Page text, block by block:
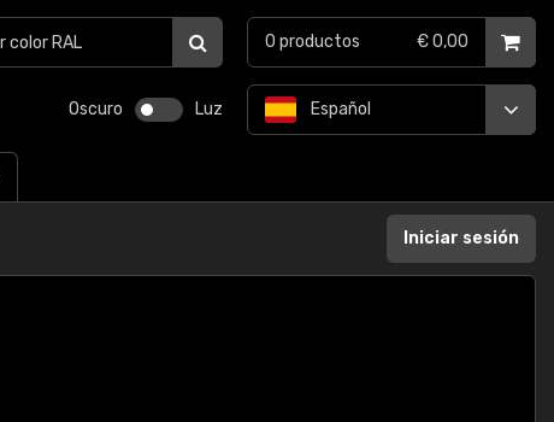
Oscuro Luz Español
0 productos € 0,00
Iniciar sesión